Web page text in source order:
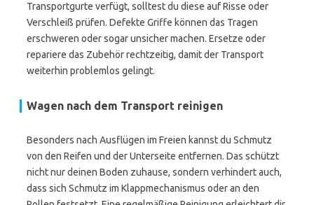
Transportgurte verfügt, solltest du diese auf Risse oder
Verschleiß prüfen. Defekte Griffe können das Tragen
erschweren oder sogar unsicher machen. Ersetze oder
repariere das Zubehör rechtzeitig, damit der Transport
weiterhin problemlos gelingt.
Wagen nach dem Transport reinigen
Besonders nach Ausflügen im Freien kannst du Schmutz
von den Reifen und der Unterseite entfernen. Das schützt
nicht nur deinen Boden zuhause, sondern verhindert auch,
dass sich Schmutz im Klappmechanismus oder an den